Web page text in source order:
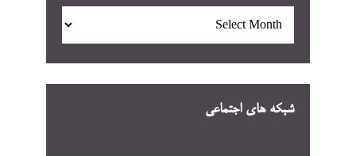
شبکه های اجتماعی